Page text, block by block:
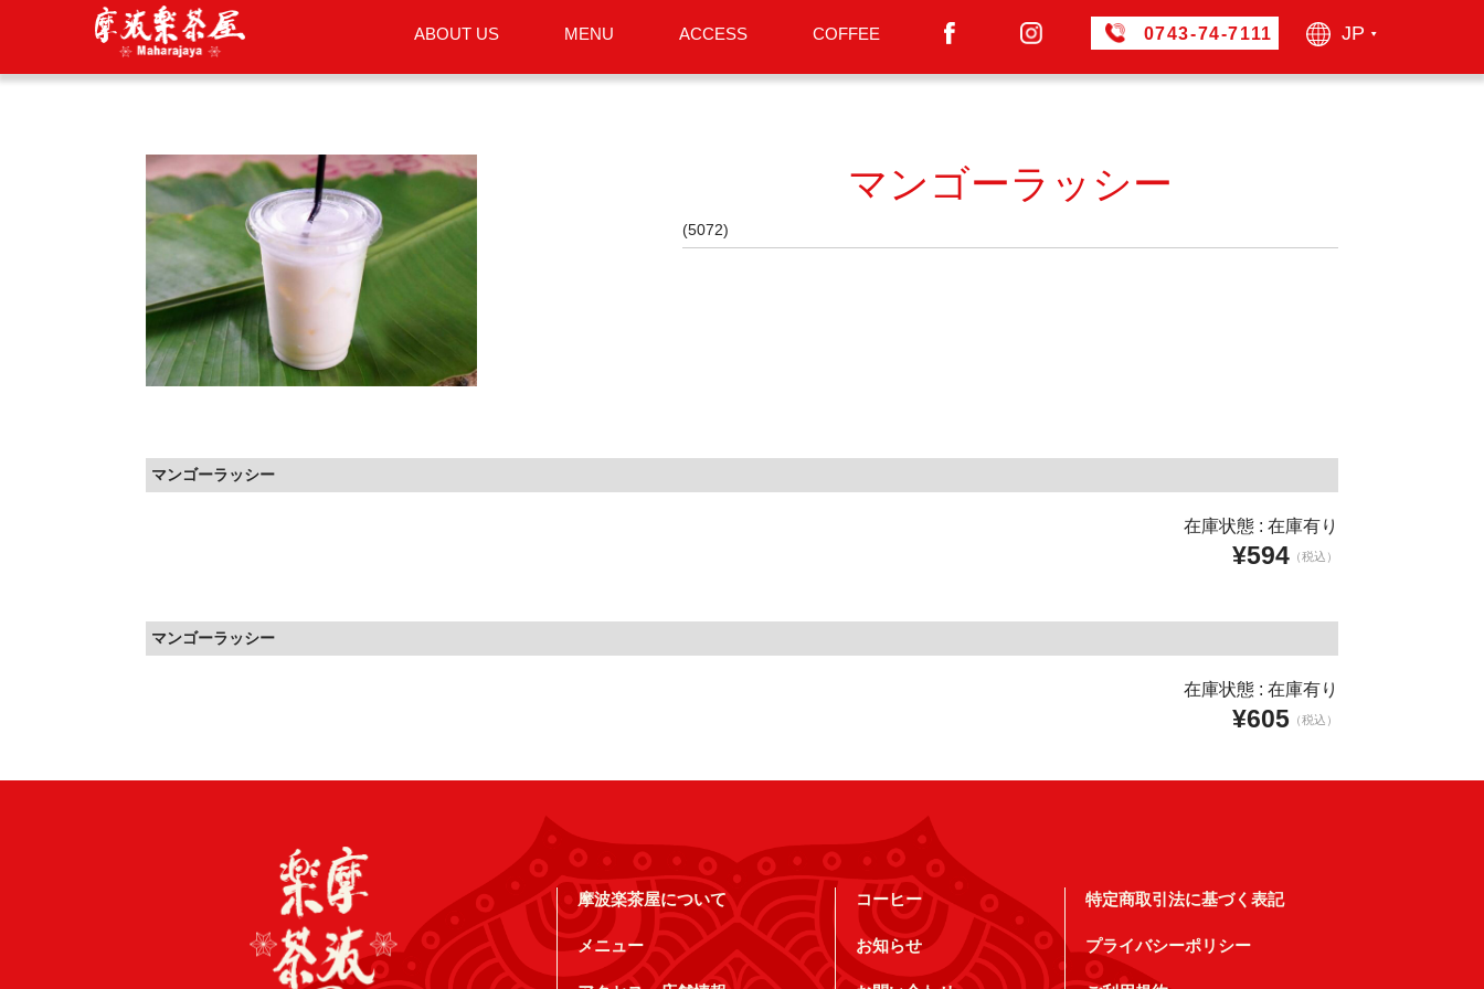
ABOUT US MENU ACCESS COFFEE 0743-74-7111 JP ▶︎
マンゴーラッシー
(5072)
マンゴーラッシー
在庫状態 : 在庫有り
¥594 （税込）
マンゴーラッシー
在庫状態 : 在庫有り
¥605 （税込）
摩波楽茶屋について
メニュー
コーヒー
お知らせ
特定商取引法に基づく表記
プライバシーポリシー